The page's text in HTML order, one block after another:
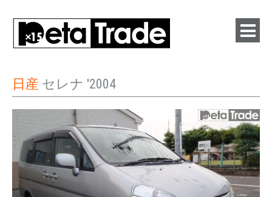
日産 セレナ '2004